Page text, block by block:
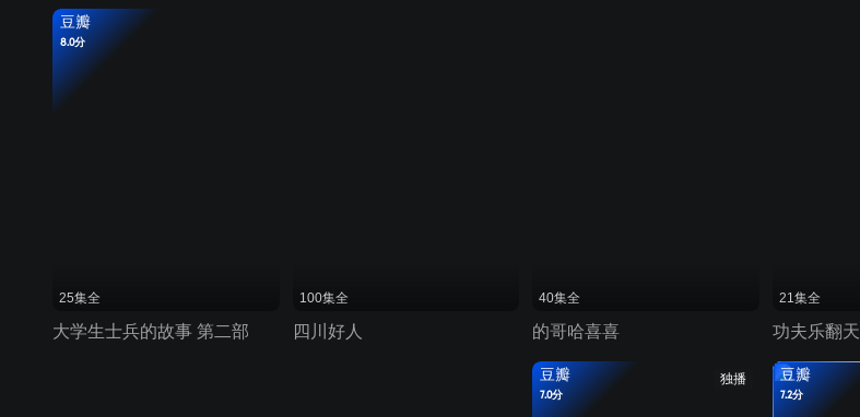
豆瓣
8.0分
25集全
大学生士兵的故事 第二部
100集全
四川好人
40集全
的哥哈喜喜
21集全
功夫乐翻天
独播
豆瓣
7.0分
豆瓣
7.2分